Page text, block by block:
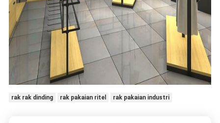
rak rak dinding rak pakaian ritel rak pakaian industri